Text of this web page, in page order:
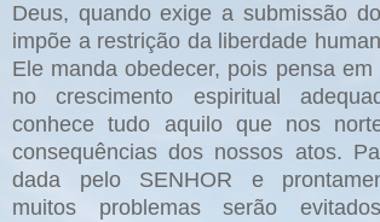
Deus, quando exige a submissão
impõe a restrição da liberdade
Ele manda obedecer, pois pensa
no crescimento espiritual
conhece tudo aquilo que nos
consequências dos nossos atos.
dada pelo SENHOR e
muitos problemas serão